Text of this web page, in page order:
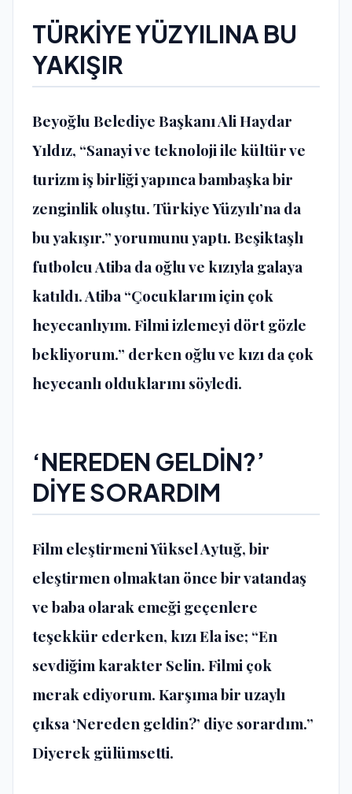
TÜRKİYE YÜZYILINA BU
YAKIŞIR
Beyoğlu Belediye Başkanı Ali Haydar
Yıldız, “Sanayi ve teknoloji ile kültür ve
turizm iş birliği yapınca bambaşka bir
zenginlik oluştu. Türkiye Yüzyılı’na da
bu yakışır.” yorumunu yaptı. Beşiktaşlı
futbolcu Atiba da oğlu ve kızıyla galaya
katıldı. Atiba “Çocuklarım için çok
heyecanlıyım. Filmi izlemeyi dört gözle
bekliyorum.” derken oğlu ve kızı da çok
heyecanlı olduklarını söyledi.
‘NEREDEN GELDİN?’
DİYE SORARDIM
Film eleştirmeni Yüksel Aytuğ, bir
eleştirmen olmaktan önce bir vatandaş
ve baba olarak emeği geçenlere
teşekkür ederken, kızı Ela ise; “En
sevdiğim karakter Selin. Filmi çok
merak ediyorum. Karşıma bir uzaylı
çıksa ‘Nereden geldin?’ diye sorardım.”
Diyerek gülümsetti.